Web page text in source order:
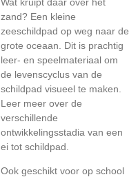
zand? Een kleine
zeeschildpad op weg naar de
grote oceaan. Dit is prachtig
leer- en speelmateriaal om
de levenscyclus van de
schildpad visueel te maken.
Leer meer over de
verschillende
ontwikkelingsstadia van een
ei tot schildpad.
Ook geschikt voor op school